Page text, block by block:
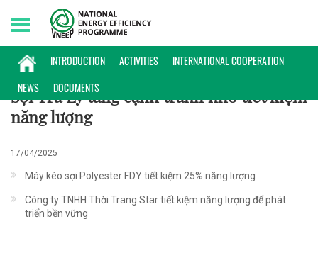
INTRODUCTION ACTIVITIES
INTERNATIONAL COOPERATION
NEWS
DOCUMENTS
Thursday, 06/08/2026 | 08:34 GMT+7
ĐIỂN HÌNH
Sợi Trà Lý tăng cạnh tranh nhờ tiết kiệm
năng lượng
17/04/2025
Máy kéo sợi Polyester FDY tiết kiệm 25% năng lượng
Công ty TNHH Thời Trang Star tiết kiệm năng lượng để phát
triển bền vững